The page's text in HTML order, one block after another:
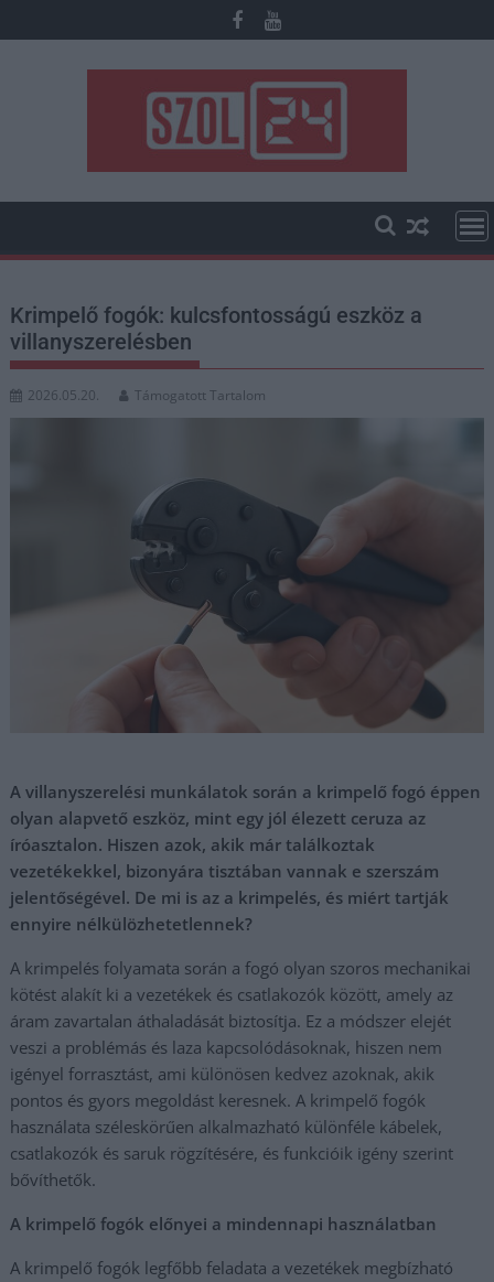
to
Krimpelő fogók: kulcsfontosságú eszköz a
villanyszerelésben
2026.05.20. Támogatott Tartalom
A villanyszerelési munkálatok során a krimpelő fogó éppen
olyan alapvető eszköz, mint egy jól élezett ceruza az
íróasztalon. Hiszen azok, akik már találkoztak
vezetékekkel, bizonyára tisztában vannak e szerszám
jelentőségével. De mi is az a krimpelés, és miért tartják
ennyire nélkülözhetetlennek?
A krimpelés folyamata során a fogó olyan szoros mechanikai
kötést alakít ki a vezetékek és csatlakozók között, amely az
áram zavartalan áthaladását biztosítja. Ez a módszer elejét
veszi a problémás és laza kapcsolódásoknak, hiszen nem
igényel forrasztást, ami különösen kedvez azoknak, akik
pontos és gyors megoldást keresnek. A krimpelő fogók
használata széleskörűen alkalmazható különféle kábelek,
csatlakozók és saruk rögzítésére, és funkcióik igény szerint
bővíthetők.
A krimpelő fogók előnyei a mindennapi használatban
A krimpelő fogók legfőbb feladata a vezetékek megbízható